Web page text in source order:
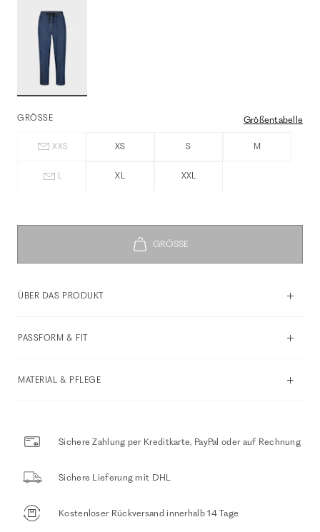
GRÖSSE Größentabelle
XXS XS S M
L XL XXL
ÜBER DAS PRODUKT
PASSFORM & FIT
MATERIAL & PFLEGE
Sichere Zahlung per Kreditkarte, PayPal oder auf Rechnung
Sichere Lieferung mit DHL
Kostenloser Rückversand innerhalb 14 Tage